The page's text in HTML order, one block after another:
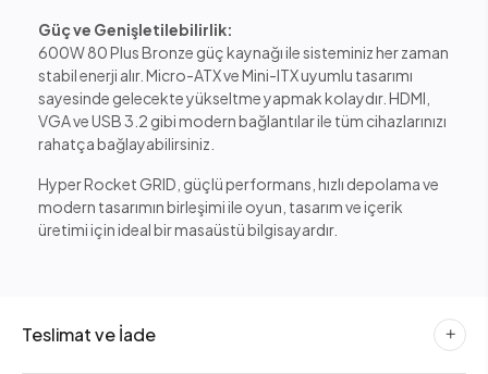
Güç ve Genişletilebilirlik:
600W 80 Plus Bronze güç kaynağı ile sisteminiz her zaman
stabil enerji alır. Micro-ATX ve Mini-ITX uyumlu tasarımı
sayesinde gelecekte yükseltme yapmak kolaydır. HDMI,
VGA ve USB 3.2 gibi modern bağlantılar ile tüm cihazlarınızı
rahatça bağlayabilirsiniz.
Hyper Rocket GRID, güçlü performans, hızlı depolama ve
modern tasarımın birleşimi ile oyun, tasarım ve içerik
üretimi için ideal bir masaüstü bilgisayardır.
Teslimat ve İade